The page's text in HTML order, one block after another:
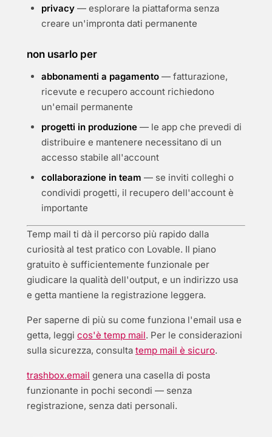
privacy — esplorare la piattaforma senza
creare un'impronta dati permanente
non usarlo per
abbonamenti a pagamento — fatturazione,
ricevute e recupero account richiedono
un'email permanente
progetti in produzione — le app che prevedi di
distribuire e mantenere necessitano di un
accesso stabile all'account
collaborazione in team — se inviti colleghi o
condividi progetti, il recupero dell'account è
importante
Temp mail ti dà il percorso più rapido dalla
curiosità al test pratico con Lovable. Il piano
gratuito è sufficientemente funzionale per
giudicare la qualità dell'output, e un indirizzo usa
e getta mantiene la registrazione leggera.
Per saperne di più su come funziona l'email usa e
getta, leggi cos'è temp mail. Per le considerazioni
sulla sicurezza, consulta temp mail è sicuro.
trashbox.email genera una casella di posta
funzionante in pochi secondi — senza
registrazione, senza dati personali.